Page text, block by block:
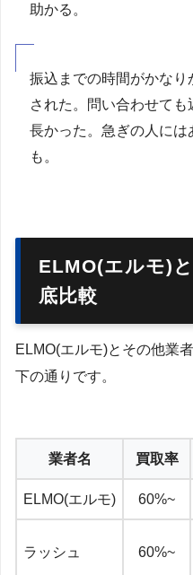
助かる。
振込までの時間がかなり
された。問い合わせて
長かった。急ぎの人に
も。
ELMO(エルモ)
底比較
ELMO(エルモ)とその他業
下の通りです。
業者名 買取率
ELMO(エルモ) 60%~
ラッシュ 60%~